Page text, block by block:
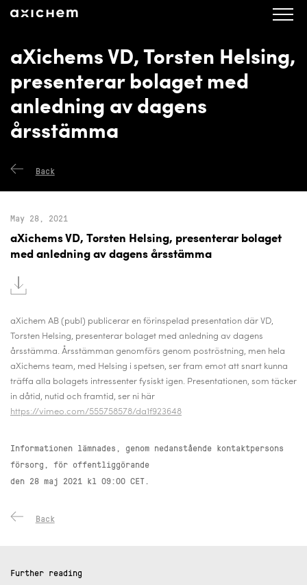
axichem.se Press releases
aXichems VD, Torsten Helsing,
presenterar bolaget med
anledning av dagens
årsstämma
Back
May 28, 2021
aXichems VD, Torsten Helsing, presenterar bolaget
med anledning av dagens årsstämma
aXichem AB (publ) publicerar en förinspelad presentation där VD,
Torsten Helsing, presenterar bolaget med anledning av dagens
årsstämma. Årsstämman genomförs genom poströstning, men hela
aXichems team, med Helsing i spetsen, ser fram emot att snart kunna
träffa alla bolagets intressenter fysiskt igen. Presentationen, som täcker
in dåtid, nutid och framtid, ser ni här
https://vimeo.com/555758578/da1f923648
Informationen lämnades, genom nedanstående kontaktpersons
försorg, för offentliggörande
den 28 maj 2021 kl 09:00 CET.
Back
Further reading